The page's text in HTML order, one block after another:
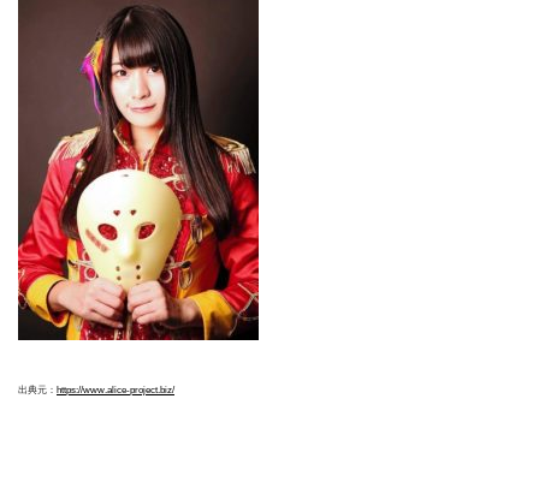
出典元： https://www.alice-project.biz/